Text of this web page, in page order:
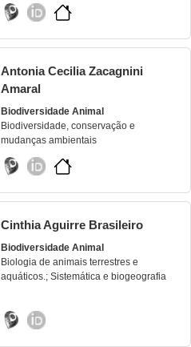
Antonia Cecilia Zacagnini
Amaral
Biodiversidade Animal
Biodiversidade, conservação e
mudanças ambientais
Cinthia Aguirre Brasileiro
Biodiversidade Animal
Biologia de animais terrestres e
aquáticos.; Sistemática e biogeografia